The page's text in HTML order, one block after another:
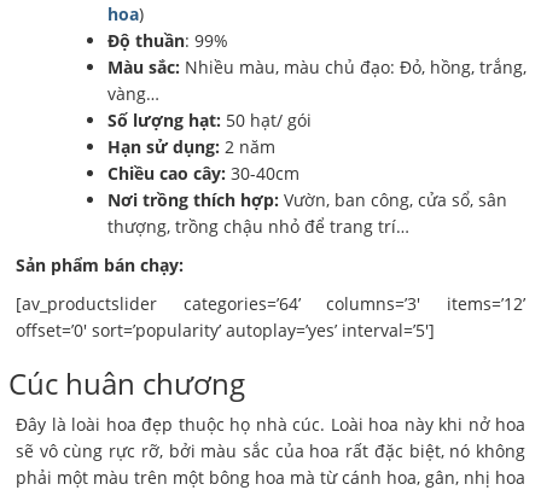
hoa)
Độ thuần: 99%
Màu sắc: Nhiều màu, màu chủ đạo: Đỏ, hồng, trắng,
vàng…
Số lượng hạt: 50 hạt/ gói
Hạn sử dụng: 2 năm
Chiều cao cây: 30-40cm
Nơi trồng thích hợp: Vườn, ban công, cửa sổ, sân
thượng, trồng chậu nhỏ để trang trí…
Sản phẩm bán chạy:
[av_productslider categories=’64’ columns=’3′ items=’12’
offset=’0′ sort=’popularity’ autoplay=’yes’ interval=’5′]
Cúc huân chương
Đây là loài hoa đẹp thuộc họ nhà cúc. Loài hoa này khi nở hoa
sẽ vô cùng rực rỡ, bởi màu sắc của hoa rất đặc biệt, nó không
phải một màu trên một bông hoa mà từ cánh hoa, gân, nhị hoa